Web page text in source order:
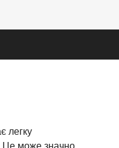
легку